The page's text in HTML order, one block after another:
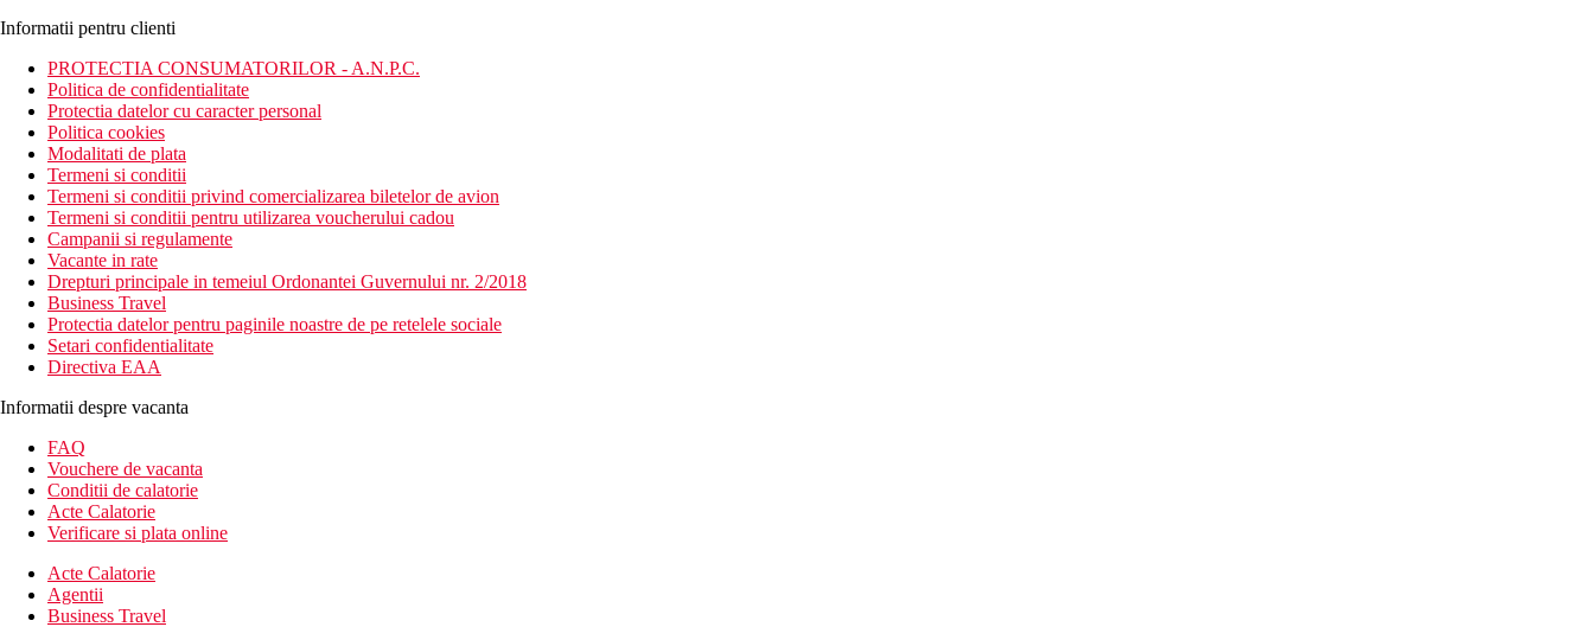
Informatii pentru clienti
PROTECTIA CONSUMATORILOR - A.N.P.C.
Politica de confidentialitate
Protectia datelor cu caracter personal
Politica cookies
Modalitati de plata
Termeni si conditii
Termeni si conditii privind comercializarea biletelor de avion
Termeni si conditii pentru utilizarea voucherului cadou
Campanii si regulamente
Vacante in rate
Drepturi principale in temeiul Ordonantei Guvernului nr. 2/2018
Business Travel
Protectia datelor pentru paginile noastre de pe retelele sociale
Setari confidentialitate
Directiva EAA
Informatii despre vacanta
FAQ
Vouchere de vacanta
Conditii de calatorie
Acte Calatorie
Verificare si plata online
Acte Calatorie
Agentii
Business Travel